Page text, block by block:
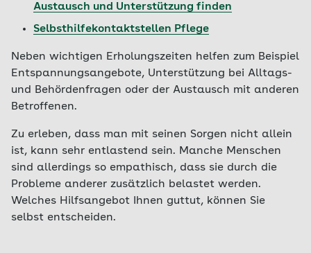
Austausch und Unterstützung finden
Selbsthilfekontaktstellen Pflege
Neben wichtigen Erholungszeiten helfen zum Beispiel
Entspannungsangebote, Unterstützung bei Alltags-
und Behördenfragen oder der Austausch mit anderen
Betroffenen.
Zu erleben, dass man mit seinen Sorgen nicht allein
ist, kann sehr entlastend sein. Manche Menschen
sind allerdings so empathisch, dass sie durch die
Probleme anderer zusätzlich belastet werden.
Welches Hilfsangebot Ihnen guttut, können Sie
selbst entscheiden.